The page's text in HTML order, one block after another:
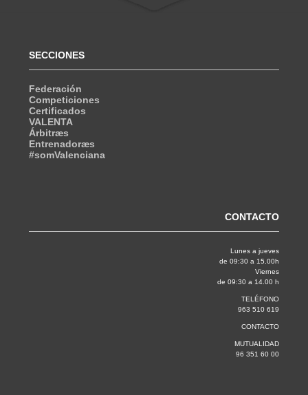
SECCIONES
Federación
Competiciones
Certificados
VALENTA
Árbitræs
Entrenadoræs
#somValenciana
CONTACTO
Lunes a jueves
de 09:30 a 15.00h
Viernes
de 09:30 a 14.00 h
TELÉFONO
963 510 619
CONTACTO
MUTUALIDAD
96 351 60 00